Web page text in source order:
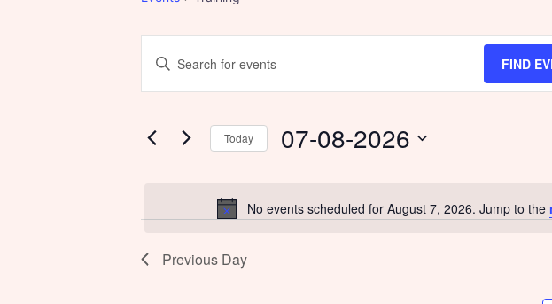
Events
for
August
7,
2026
Notice
No events scheduled for August 7, 2026. Jump to the
Events
Search
Navigation
Enter
for
Events
FIND
Today 07-08-2026
Previous Day